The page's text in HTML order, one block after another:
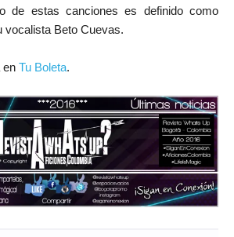
de estas canciones es definido como
vocalista Beto Cuevas.
en Tu Boleta.